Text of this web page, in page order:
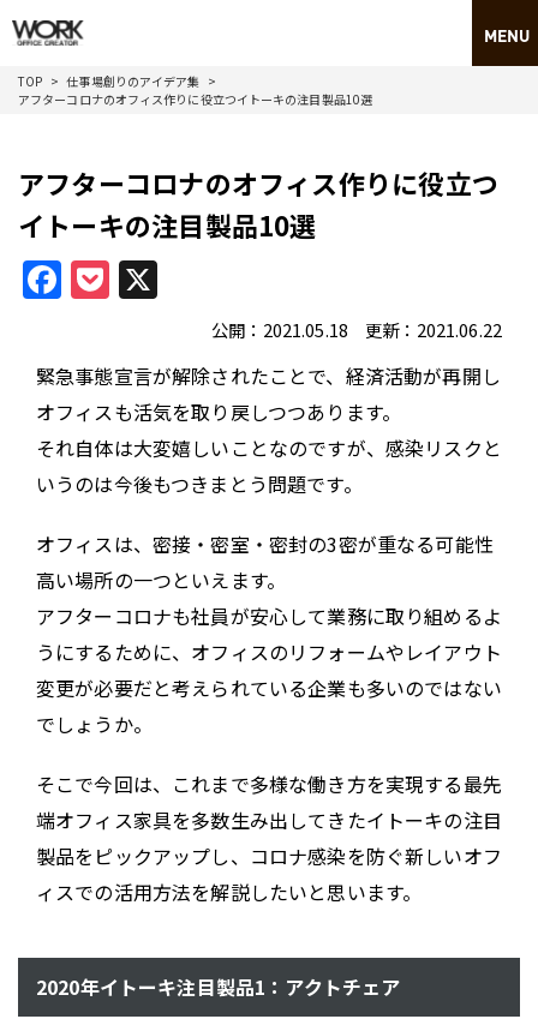
TOP
仕事場創りのアイデア集
アフターコロナのオフィス作りに役立つイトーキの注目製品10選
アフターコロナのオフィス作りに役立つ
イトーキの注目製品10選
Facebook
Pocket
公開：2021.05.18 更新：2021.06.22
緊急事態宣言が解除されたことで、経済活動が再開し
オフィスも活気を取り戻しつつあります。
それ自体は大変嬉しいことなのですが、感染リスクと
いうのは今後もつきまとう問題です。
オフィスは、密接・密室・密封の3密が重なる可能性
高い場所の一つといえます。
アフターコロナも社員が安心して業務に取り組めるよ
うにするために、オフィスのリフォームやレイアウト
変更が必要だと考えられている企業も多いのではない
でしょうか。
そこで今回は、これまで多様な働き方を実現する最先
端オフィス家具を多数生み出してきたイトーキの注目
製品をピックアップし、コロナ感染を防ぐ新しいオフ
ィスでの活用方法を解説したいと思います。
2020年イトーキ注目製品1：アクトチェア